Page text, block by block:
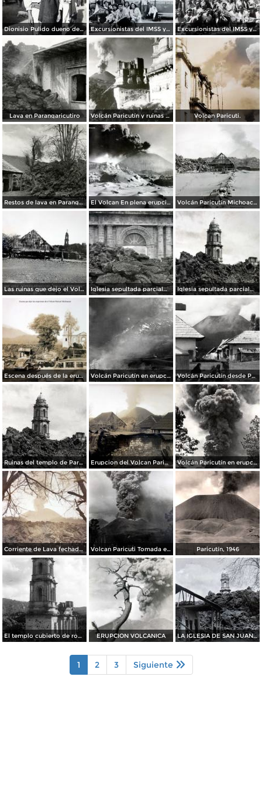
Dionisio Pulido dueno del terreno llamado Cuyutziro donde nacio el Volcan ( El 18 deAbril de 1943 ). Excursionistas del IMSS y de La industria cinematografica al Volcan Paricutín, Michoacán Excursionistas del IMSS y de La industria cinematografica al Volcan Paricutín, Michoacán
Lava en Parangaricutiro Volcán Paricutín y ruinas del templo Volcan Paricuti.
Restos de lava en Parangaricutiro El Volcan En plena erupcion. Volcán Paricutín Michoacán.
Las ruinas que dejo el Volcan Paricuti. Iglesia sepultada parcialmente por el Volcan. Iglesia sepultada parcialmente por el Volcan.
Escena después de la erupción del volcán Paricutín, en Michoacán (circa 1945) Volcán Paricutín en erupción Volcán Paricutín desde Parangaricutiro
Ruinas del templo de Parangaricutiro despúes de la erupción del volcán Paricutín Erupcion del Volcan Paricuti el dia 21 de Junio de 1943 Volcán Paricutín en erupción (1943)
Corriente de Lava fechada el dia 21 de Junio de 1943 Volcan Paricuti Tomada el dia 16 de Julio de 1943 Paricutín, 1946
El templo cubierto de roca volcánica ERUPCION VOLCANICA LA IGLESIA DE SAN JUAN Y LA LAVA SOLIDIFICADA
1 2 3 Siguiente